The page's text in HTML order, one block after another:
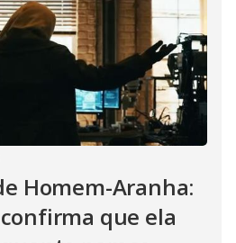
Homem-Aranha:
que ela